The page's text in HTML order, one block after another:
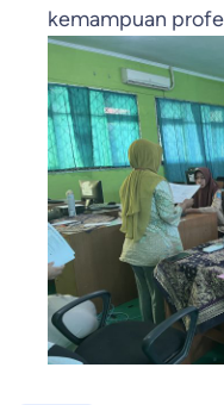
kemampuan